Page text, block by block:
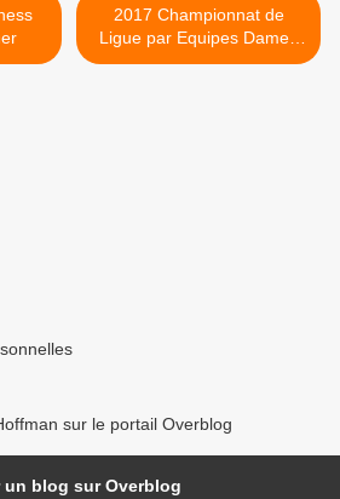
2017 Championnat de
Ligue par Equipes Dames
1ere et 2 éme Division au
sur le portail Overblog
un blog sur Overblog